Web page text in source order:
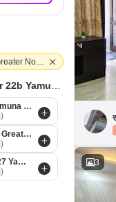
3
Expressway
Gaur Yamuna City Greater Noida
Block A Greater Noida
Sector 27 Yamuna Expressway Greater Noida